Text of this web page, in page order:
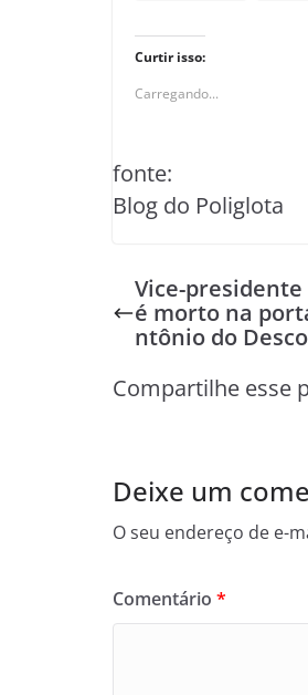
Curtir isso:
Carregando...
fonte:
Blog do Poliglota
Vice-presidente
é morto na
ntônio do
Compartilhe esse
Deixe um
O seu endereço de e-
Comentário *